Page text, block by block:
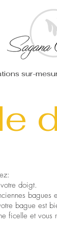
sur-
doigt.
bagues
bague est
ficelle et vous